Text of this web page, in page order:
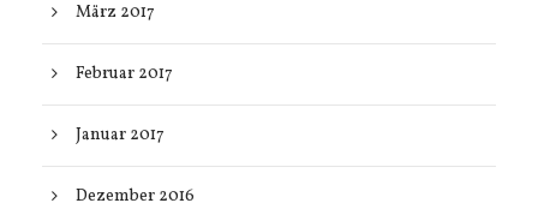
März 2017
Februar 2017
Januar 2017
Dezember 2016